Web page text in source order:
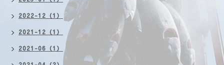
2022-12（1）
2021-12（1）
2021-06（1）